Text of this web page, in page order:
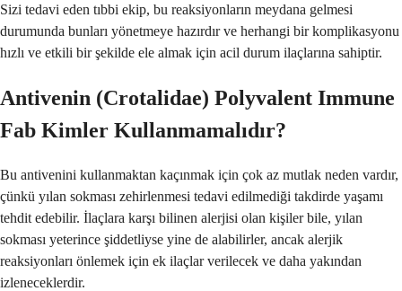
Sizi tedavi eden tıbbi ekip, bu reaksiyonların meydana gelmesi
durumunda bunları yönetmeye hazırdır ve herhangi bir komplikasyonu
hızlı ve etkili bir şekilde ele almak için acil durum ilaçlarına sahiptir.
Antivenin (Crotalidae) Polyvalent Immune
Fab Kimler Kullanmamalıdır?
Bu antivenini kullanmaktan kaçınmak için çok az mutlak neden vardır,
çünkü yılan sokması zehirlenmesi tedavi edilmediği takdirde yaşamı
tehdit edebilir. İlaçlara karşı bilinen alerjisi olan kişiler bile, yılan
sokması yeterince şiddetliyse yine de alabilirler, ancak alerjik
reaksiyonları önlemek için ek ilaçlar verilecek ve daha yakından
izleneceklerdir.